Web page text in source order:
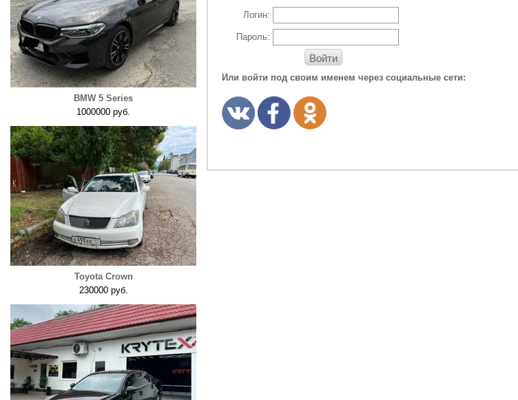
BMW 5 Series
1000000 руб.
Toyota Crown
230000 руб.
Логин:
Пароль:
Войти
Или войти под своим именем через социальные сети: